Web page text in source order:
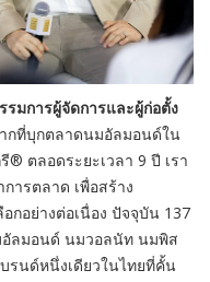
การผู้จัดการและผู้ก่อตั้ง
กที่บุกตลาดนมอัลมอนด์ใน
ตลอดระยะเวลา 9 ปี เรา
รตลาด เพื่อสร้าง
กอย่างต่อเนื่อง ปัจจุบัน 137
ลมอนด์ นมวอลนัท นมพิส
รนด์หนึ่งเดียวในไทยที่คั้น